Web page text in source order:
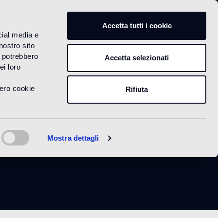
media e
sito
loro
cookie
Mostra dettagli
Accetta tutti i cookie
Accetta selezionati
Rifiuta